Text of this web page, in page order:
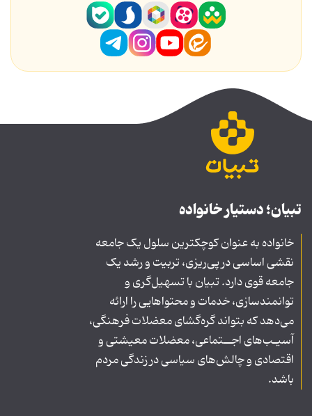
تبیان؛ دستیار خانواده
خانواده به عنوان کوچکترین سلول یک جامعه
نقشی اساسی در پی‌ریزی، تربیت و رشد یک
جامعه قوی دارد. تبیان با تسهیل‌گری و
توانمندسازی، خدمات و محتواهایی را ارائه
می‌دهد که بتواند گره‌گشای معضلات فرهنگی،
آسیـب‌های اجــتماعی، معضلات معیشتی و
اقتصادی و چالش‌های سیاسی در زندگی مردم
باشد.